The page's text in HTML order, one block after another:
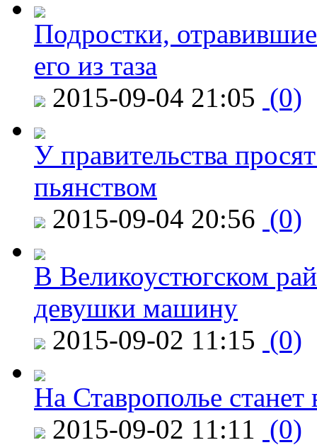
Подростки,
его из таза
2015-09-04 21:05 (0)
У правительства
пьянством
2015-09-04 20:56 (0)
В Великоустюгском
девушки машину
2015-09-02 11:15 (0)
На Ставрополье
2015-09-02 11:11 (0)